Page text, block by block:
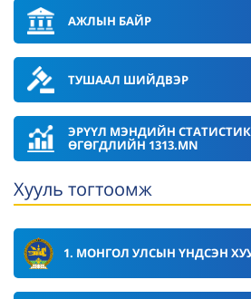
АЖЛЫН БАЙР
ТУШААЛ ШИЙДВЭР
ЭРҮҮЛ МЭНДИЙН
ӨГӨГДЛИЙН 1313.MN
Хууль тогтоомж
1. МОНГОЛ УЛСЫН ҮНДСЭН